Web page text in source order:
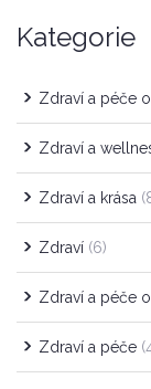
Kategorie
Zdraví a péče
Zdraví a
Zdraví a krása
Zdraví (6)
Zdraví a péče
Zdraví a péče